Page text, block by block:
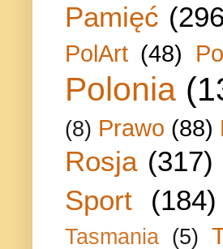
Pamięć
PolArt (48)
Polonia
(8) Prawo (88)
Rosja (317)
Sport (184)
Tasmania (5)